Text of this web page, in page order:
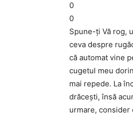
0
0
Spune-ţi Vă rog,
ceva despre
că automat vine
cugetul meu
mai repede. La
drăceşti, însă
urmare, consider